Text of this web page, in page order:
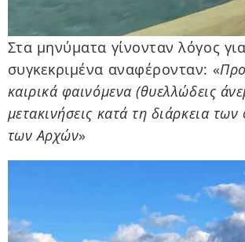
Στα μηνύματα γίνονταν λόγος για
συγκεκριμένα αναφέρονταν: «
καιρικά φαινόμενα (θυελλώδεις
μετακινήσεις κατά τη διάρκεια
των Αρχών»